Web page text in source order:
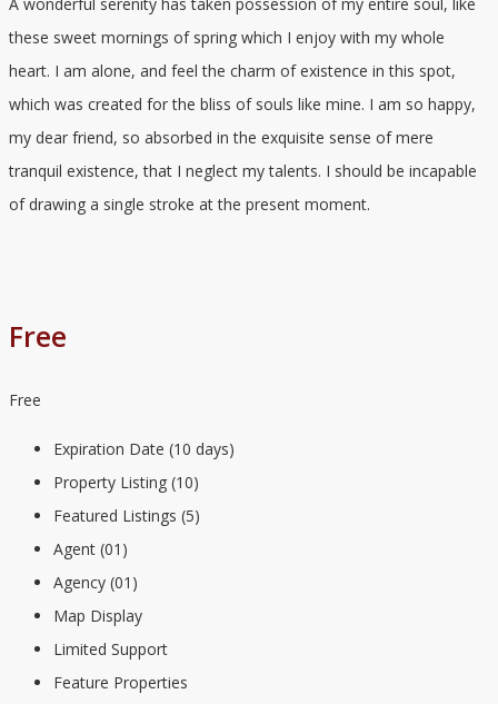
these sweet mornings of spring which I enjoy with my whole
heart. I am alone, and feel the charm of existence in this spot,
which was created for the bliss of souls like mine. I am so happy,
my dear friend, so absorbed in the exquisite sense of mere
tranquil existence, that I neglect my talents. I should be incapable
of drawing a single stroke at the present moment.
Free
Free
Expiration Date (10 days)
Property Listing (10)
Featured Listings (5)
Agent (01)
Agency (01)
Map Display
Limited Support
Feature Properties